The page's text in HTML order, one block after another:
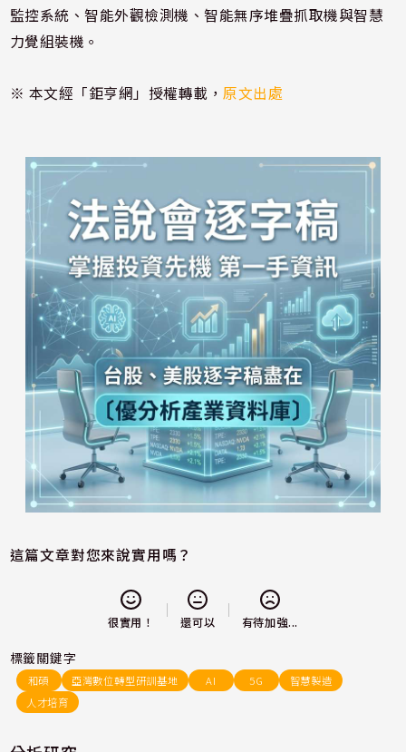
監控系統、智能外觀檢測機、智能無序堆疊抓取機與智慧
力覺組裝機。
※ 本文經「鉅亨網」授權轉載，原文出處
這篇文章對您來說實用嗎？
很實用！ 還可以 有待加強...
標籤關鍵字
和碩 亞灣數位轉型研訓基地 AI 5G
智慧製造
人才培育